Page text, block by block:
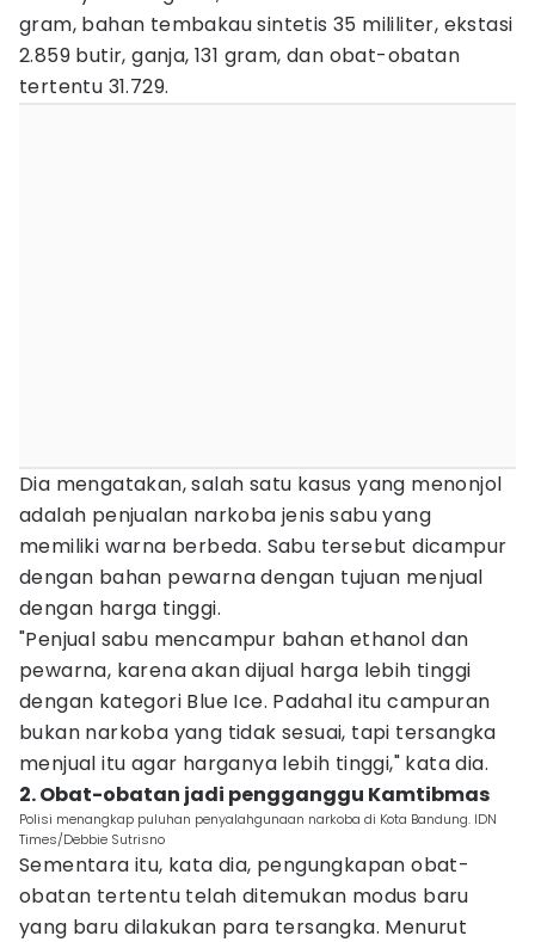
gram, bahan tembakau sintetis 35 mililiter, ekstasi
2.859 butir, ganja, 131 gram, dan obat-obatan
tertentu 31.729.
Dia mengatakan, salah satu kasus yang menonjol
adalah penjualan narkoba jenis sabu yang
memiliki warna berbeda. Sabu tersebut dicampur
dengan bahan pewarna dengan tujuan menjual
dengan harga tinggi.
"Penjual sabu mencampur bahan ethanol dan
pewarna, karena akan dijual harga lebih tinggi
dengan kategori Blue Ice. Padahal itu campuran
bukan narkoba yang tidak sesuai, tapi tersangka
menjual itu agar harganya lebih tinggi," kata dia.
2. Obat-obatan jadi pengganggu Kamtibmas
Polisi menangkap puluhan penyalahgunaan narkoba di Kota Bandung. IDN
Times/Debbie Sutrisno
Sementara itu, kata dia, pengungkapan obat-
obatan tertentu telah ditemukan modus baru
yang baru dilakukan para tersangka. Menurut